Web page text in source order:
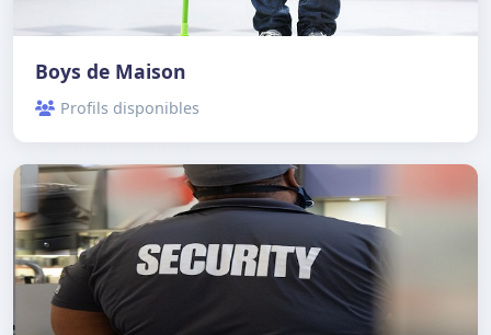
Boys de Maison
Profils disponibles